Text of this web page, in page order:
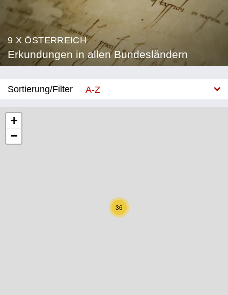
9 X ÖSTERREICH
Erkundungen in allen Bundesländern
Sortierung/Filter
A-Z
Niederösterreich
Oberösterreich
36
+
−